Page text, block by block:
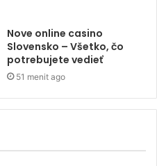
Nove online casino
Slovensko – Všetko, čo
potrebujete vedieť
51 menit ago